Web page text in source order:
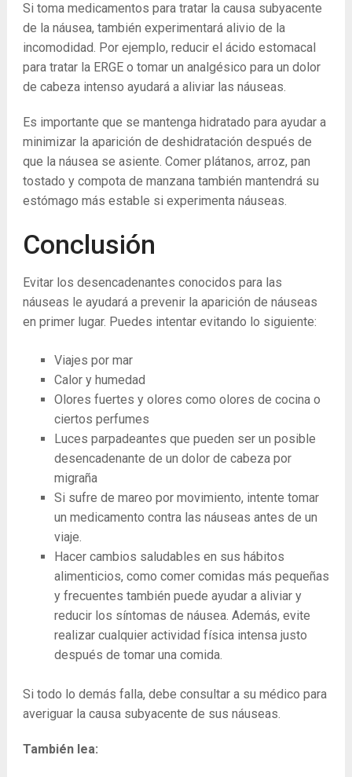
Si toma medicamentos para tratar la causa subyacente
de la náusea, también experimentará alivio de la
incomodidad. Por ejemplo, reducir el ácido estomacal
para tratar la ERGE o tomar un analgésico para un dolor
de cabeza intenso ayudará a aliviar las náuseas.
Es importante que se mantenga hidratado para ayudar a
minimizar la aparición de deshidratación después de
que la náusea se asiente. Comer plátanos, arroz, pan
tostado y compota de manzana también mantendrá su
estómago más estable si experimenta náuseas.
Conclusión
Evitar los desencadenantes conocidos para las
náuseas le ayudará a prevenir la aparición de náuseas
en primer lugar. Puedes intentar evitando lo siguiente:
Viajes por mar
Calor y humedad
Olores fuertes y olores como olores de cocina o
ciertos perfumes
Luces parpadeantes que pueden ser un posible
desencadenante de un dolor de cabeza por
migraña
Si sufre de mareo por movimiento, intente tomar
un medicamento contra las náuseas antes de un
viaje.
Hacer cambios saludables en sus hábitos
alimenticios, como comer comidas más pequeñas
y frecuentes también puede ayudar a aliviar y
reducir los síntomas de náusea. Además, evite
realizar cualquier actividad física intensa justo
después de tomar una comida.
Si todo lo demás falla, debe consultar a su médico para
averiguar la causa subyacente de sus náuseas.
También lea: